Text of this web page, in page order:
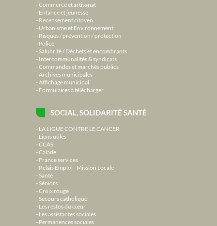
Commerce et artisanat
Enfance et jeunesse
Recensement citoyen
Urbanisme et Environnement
Risques / prévention / protection
Police
Salubrité / Déchets et encombrants
Intercommunalités & syndicats
Commandes et marchés publics
Archives municipales
Affichage municipal
Formulaires à télécharger
SOCIAL, SOLIDARITÉ SANTÉ
LA LIGUE CONTRE LE CANCER
Liens utiles
CCAS
Calade
France services
Relais Emploi - Mission Locale
Santé
Séniors
Croix rouge
Secours catholique
Les restos du cœur
Les assistantes sociales
Permanences sociales